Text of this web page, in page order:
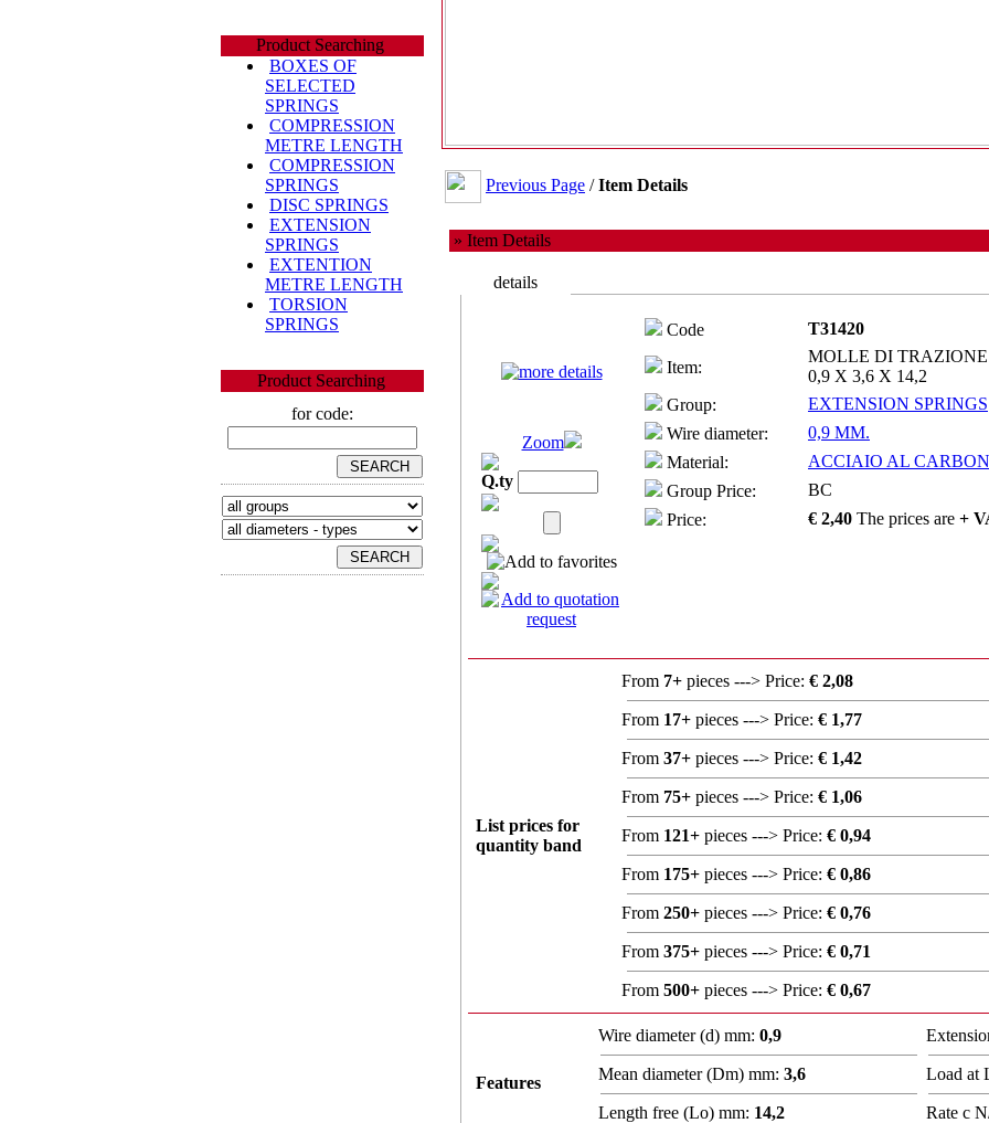
Product Searching
BOXES OF
SELECTED
SPRINGS
COMPRESSION
METRE LENGTH
COMPRESSION
SPRINGS
DISC SPRINGS
EXTENSION
SPRINGS
EXTENTION
METRE LENGTH
TORSION
SPRINGS
Product Searching
for code:
Previous Page /Item Details
» Item Details
details
Code T31420
Item:
MOLLE DI TRAZIONE
0,9 X 3,6 X 14,2
Group:
EXTENSION SPRINGS
Wire diameter:
0,9 MM.
Material:
ACCIAIO AL
Group Price:
BC
Price:
€ 2,40 The prices are +
Zoom
Q.ty
List prices for
quantity band
From 7+ pieces ---> Price: € 2,08
From 17+ pieces ---> Price: € 1,77
From 37+ pieces ---> Price: € 1,42
From 75+ pieces ---> Price: € 1,06
From 121+ pieces ---> Price: € 0,94
From 175+ pieces ---> Price: € 0,86
From 250+ pieces ---> Price: € 0,76
From 375+ pieces ---> Price: € 0,71
From 500+ pieces ---> Price: € 0,67
Features
Wire diameter (d) mm: 0,9
Mean diameter (Dm) mm: 3,6
Length free (Lo) mm: 14,2
Load at
Rate c